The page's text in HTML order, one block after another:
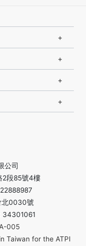
公司
2段85號4樓
北0030號
34301061
005
Taiwan for the ATPI